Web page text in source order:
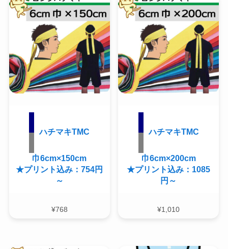
ハチマキTMC
巾6cm×150cm
★プリント込み：754円
～
¥768
ハチマキTMC
巾6cm×200cm
★プリント込み：1085
円～
¥1,010